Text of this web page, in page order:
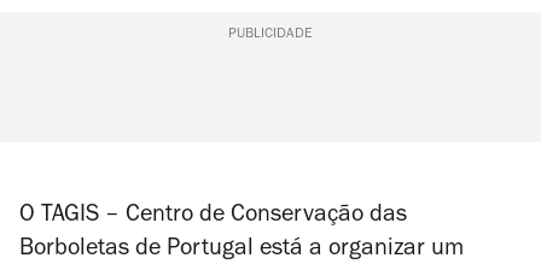
PUBLICIDADE
O TAGIS – Centro de Conservação das
Borboletas de Portugal está a organizar um